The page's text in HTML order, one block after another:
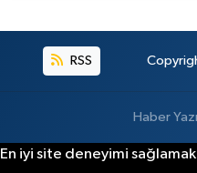
RSS
Haber
En iyi site deneyimi